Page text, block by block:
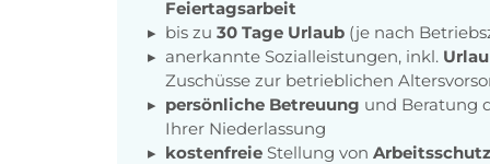
Feiertagsarbeit
bis zu 30 Tage Urlaub (je nach
anerkannte Sozialleistungen, inkl.
Zuschüsse zur betrieblichen
persönliche Betreuung und Beratung
Ihrer Niederlassung
kostenfreie Stellung von